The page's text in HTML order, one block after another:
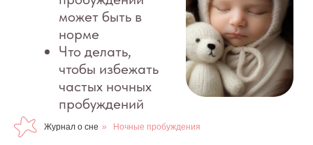
Журнал о сне » Ночные пробуждения